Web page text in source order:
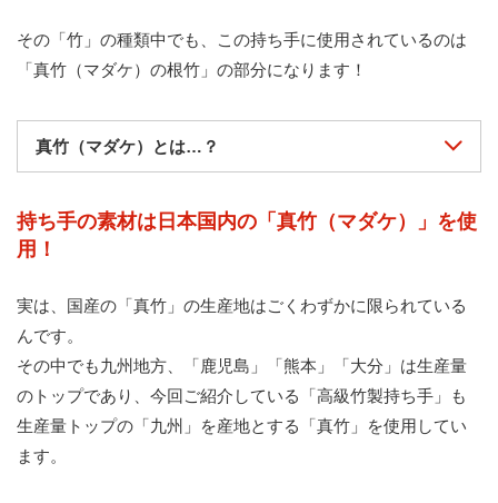
その「竹」の種類中でも、この持ち手に使用されているのは
「真竹（マダケ）の根竹」の部分になります！
真竹（マダケ）とは…？
持ち手の素材は日本国内の「真竹（マダケ）」を使
用！
実は、国産の「真竹」の生産地はごくわずかに限られている
んです。
その中でも九州地方、「鹿児島」「熊本」「大分」は生産量
のトップであり、今回ご紹介している「高級竹製持ち手」も
生産量トップの「九州」を産地とする「真竹」を使用してい
ます。